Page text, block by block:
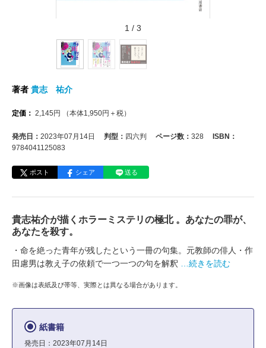
1 / 3
著者 貴志 祐介
定価： 2,145 円 （本体1,950円＋税）
発売日： 2023年07月14日 判型： 四六判 ページ数： 328
ISBN：
9784041125083
ポスト シェア 送る
貴志祐介が描くホラーミステリの極北 。あなたの罪が、
あなたを殺す。
・命を絶った青年が残したという一冊の句集。元教師の俳人・作
田慮男は教え子の依頼で一つ一つの句を解釈
…続きを読む
※画像は表紙及び帯等、実際とは異なる場合があります。
紙書籍
発売日：2023年07月14日